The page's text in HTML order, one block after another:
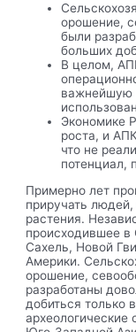
орошение,
были
больших
В целом,
важнейшую
Экономике
роста, и
что не
потенциал,
Примерно лет
приручать
растения.
происходившее
Сахель, Новой
Америки.
орошение,
разработаны
добиться только
археологические